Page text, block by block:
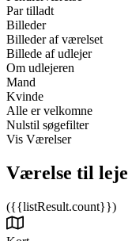
Par tilladt
Billeder
Billeder af værelset
Billede af udlejer
Om udlejeren
Mand
Kvinde
Alle er velkomne
Nulstil søgefilter
Vis Værelser
Værelse til leje
({{listResult.count}})